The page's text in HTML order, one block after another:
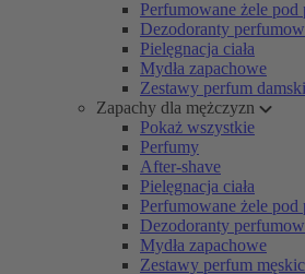
Perfumowane żele pod
Dezodoranty
Pielęgnacja ciała
Mydła zapachowe
Zestawy perfum
Zapachy dla mężczyzn
Pokaż wszystkie
Perfumy
After-shave
Pielęgnacja ciała
Perfumowane żele pod
Dezodoranty
Mydła zapachowe
Zestawy perfum